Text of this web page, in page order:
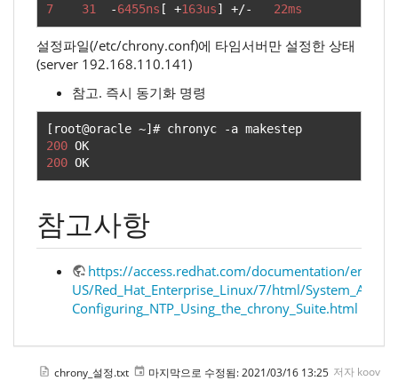
7
31 -6455ns [ +163us] +/- 22ms
설정파일(/etc/chrony.conf)에 타임서버만 설정한 상태
(server 192.168.110.141)
참고. 즉시 동기화 명령
[ root@oracle ~]# chronyc -
200
200 OK
참고사항
https://access.redhat.com/documentation/en-
US/Red_Hat_Enterprise_Linux/7/html/
Configuring_NTP_Using_the_chrony_Suite.html
chrony_설정.txt 마지막으로 수정됨: 2021/03/16 13:25 저자 koov